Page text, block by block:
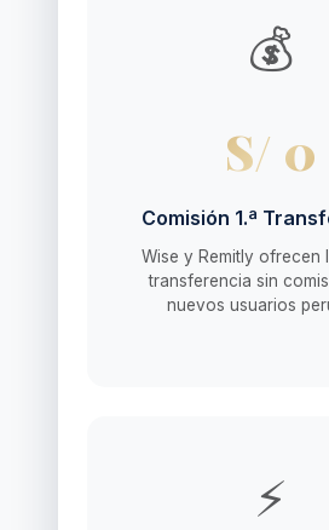
💰
S/ 0
Comisión 1.ª
Wise y Remitly ofrecen
transferencia sin
nuevos usuarios
⚡